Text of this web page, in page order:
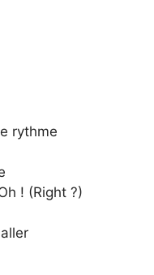
rythme
! (Right ?)